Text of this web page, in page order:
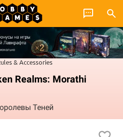
& Accessories
Realms: Morathi
Теней